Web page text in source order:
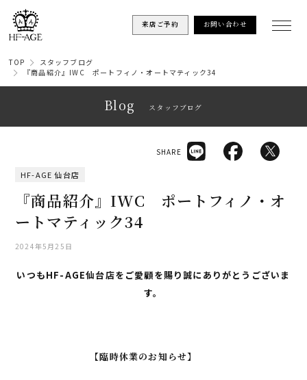
来店ご予約 お問い合わせ
TOP
スタッフブログ
『商品紹介』IWC ポートフィノ・オートマティック34
Blog スタッフブログ
HF-AGE 仙台店
『商品紹介』IWC ポートフィノ・オ
ートマティック34
2024年5月25日
SHARE
いつもHF-AGE仙台店を ご愛顧を賜り誠にありがとうございま
す。
【臨時休業のお知らせ】